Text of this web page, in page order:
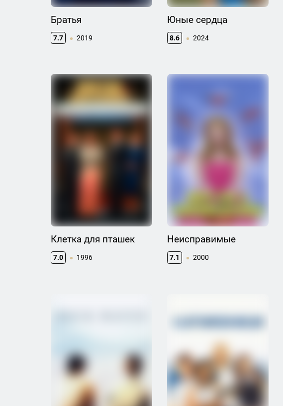
Братья
7.7 2019
Юные сердца
8.6 2024
Клетка для пташек
7.0 1996
Неисправимые
7.1 2000